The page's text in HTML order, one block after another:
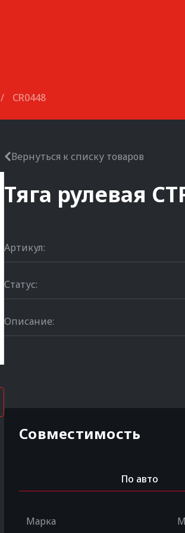
/ CR0448
Вернуться к списку товаров
Тяга рулевая
Артикул:
Статус:
Описание:
Совместимость
По авто
Марка